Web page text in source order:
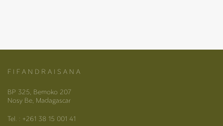
F I F A N D R A I S A N A
BP 325, Bemoko 207
Nosy Be, Madagascar
Tel. : +261 38 15 001 41